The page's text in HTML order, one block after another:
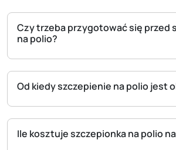
Czy trzeba przygotować się przed
na polio?
Od kiedy szczepienie na polio jest
Ile kosztuje szczepionka na polio